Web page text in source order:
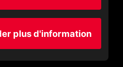
plus d'information